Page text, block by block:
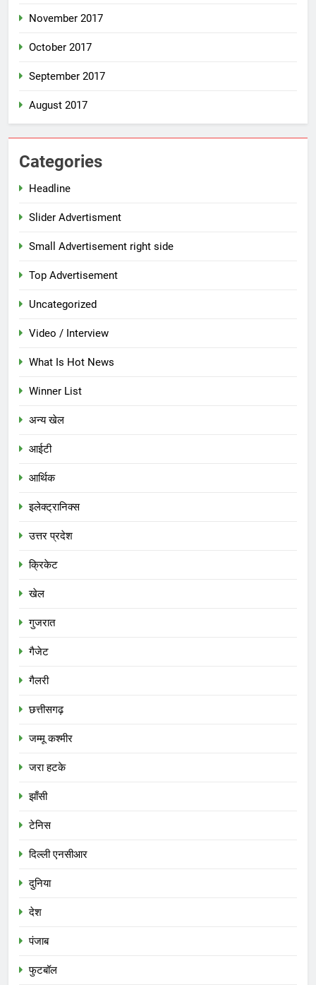
November 2017
October 2017
September 2017
August 2017
Categories
Headline
Slider Advertisment
Small Advertisement right side
Top Advertisement
Uncategorized
Video / Interview
What Is Hot News
Winner List
अन्य खेल
आईटी
आर्थिक
इलेक्ट्रानिक्स
उत्तर प्रदेश
क्रिकेट
खेल
गुजरात
गैजेट
गैलरी
छत्तीसगढ़
जम्मू कश्मीर
जरा हटके
झाँसी
टेनिस
दिल्ली एनसीआर
दुनिया
देश
पंजाब
फुटबॉल